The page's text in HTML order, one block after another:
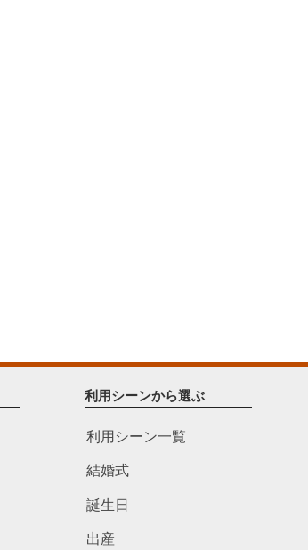
利用シーンから選ぶ
利用シーン一覧
結婚式
誕生日
出産